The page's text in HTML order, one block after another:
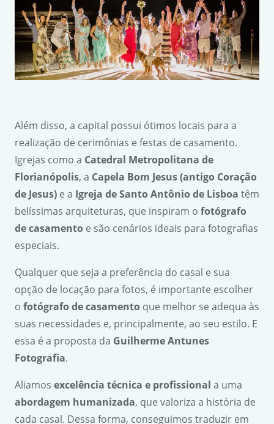
Além disso, a capital possui ótimos locais para a
realização de cerimônias e festas de casamento.
Igrejas como a Catedral Metropolitana de
Florianópolis, a Capela Bom Jesus (antigo Coração
de Jesus) e a Igreja de Santo Antônio de Lisboa têm
belíssimas arquiteturas, que inspiram o fotógrafo
de casamento e são cenários ideais para fotografias
especiais.
Qualquer que seja a preferência do casal e sua
opção de locação para fotos, é importante escolher
o fotógrafo de casamento que melhor se adequa às
suas necessidades e, principalmente, ao seu estilo. E
essa é a proposta da Guilherme Antunes
Fotografia.
Aliamos excelência técnica e profissional a uma
abordagem humanizada, que valoriza a história de
cada casal. Dessa forma, conseguimos traduzir em